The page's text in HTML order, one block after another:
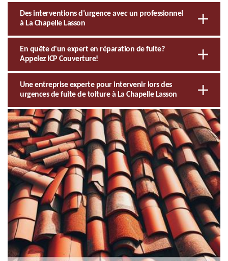
Des interventions d’urgence avec un professionnel
à La Chapelle Lasson
En quête d'un expert en réparation de fuite?
Appelez ICP Couverture!
Une entreprise experte pour intervenir lors des
urgences de fuite de toiture à La Chapelle Lasson